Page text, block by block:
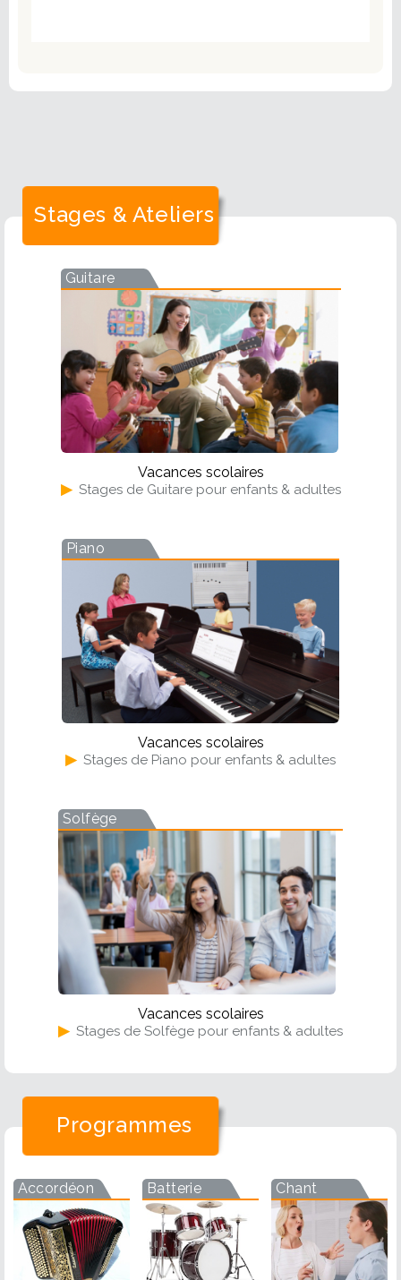
Stages & Ateliers
Guitare
Vacances scolaires
▶ Stages de Guitare pour enfants & adultes
Piano
Vacances scolaires
▶ Stages de Piano pour enfants & adultes
Solfège
Vacances scolaires
▶ Stages de Solfège pour enfants & adultes
Programmes
Accordéon Batterie Chant